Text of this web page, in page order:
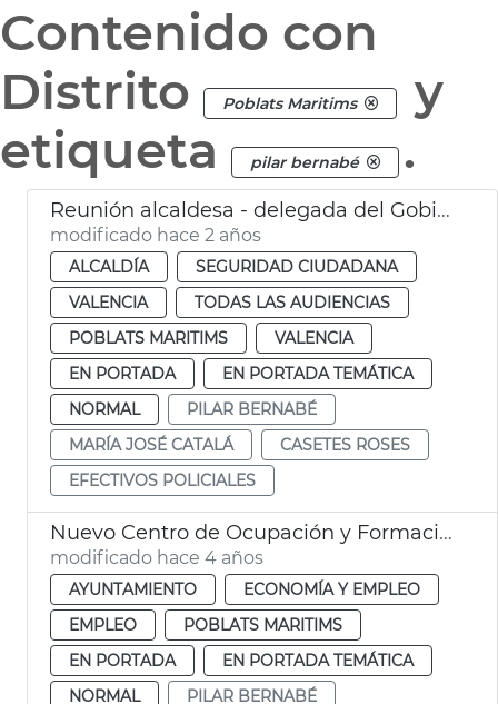
Contenido con
Distrito
Poblats Maritims
y
etiqueta
pilar bernabé .
Reunión alcaldesa - delegada del Gobierno
modificado hace 2 años
ALCALDÍA
SEGURIDAD CIUDADANA
VALENCIA
TODAS LAS AUDIENCIAS
POBLATS MARITIMS
VALENCIA
EN PORTADA
EN PORTADA TEMÁTICA
NORMAL
PILAR BERNABÉ
MARÍA JOSÉ CATALÁ
CASETES ROSES
EFECTIVOS POLICIALES
Nuevo Centro de Ocupación y Formación Cabanyal-Canyamelar
modificado hace 4 años
AYUNTAMIENTO
ECONOMÍA Y EMPLEO
EMPLEO
POBLATS MARITIMS
EN PORTADA
EN PORTADA TEMÁTICA
NORMAL
PILAR BERNABÉ